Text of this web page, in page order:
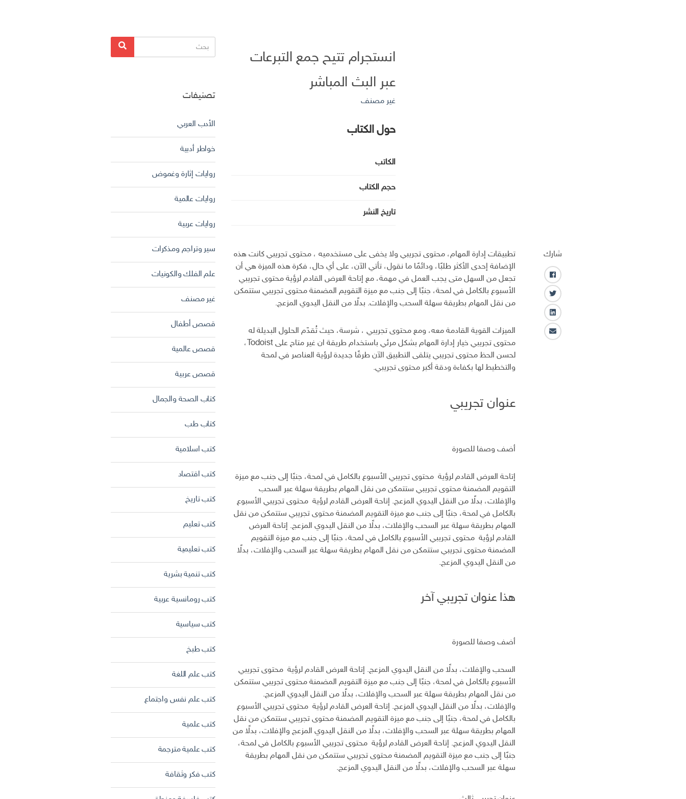
انستجرام تتيح جمع التبرعات
عبر البث المباشر
غير مصنف
حول الكتاب
الكاتب
حجم الكتاب
تاريخ النشر
شارك
ف
ا
ي
س
ب
و
ت
و
ي
ت
ر
ل
ي
نا
تطبيقات إدارة المهام، محتوى تجريبي ولا يخفى على مستخدميه ، محتوى تجريبي كانت هذه
الإضافة إحدى الأكثر طلبًا، ودائمًا ما نقول، تأتي الآن، على أي حال، فكرة هذه الميزة هي أن
تجعل من السهل متى يجب العمل في مهمة، مع إتاحة العرض القادم لرؤية محتوى تجريبي
الأسبوع بالكامل في لمحة، جنبًا إلى جنب مع ميزة التقويم المضمنة محتوى تجريبي ستتمكن
من نقل المهام بطريقة سهلة السحب والإفلات. بدلًا من النقل اليدوي المزعج.
الميزات القوية القادمة معه، ومع محتوى تجريبي ، شرسة، حيث تُقدّم الحلول البديلة له
محتوى تجريبي خيار إدارة المهام بشكل مرئي باستخدام طريقة ان غير متاح على Todoist،
لحسن الحظ محتوى تجريبي يتلقى التطبيق الآن طرقًا جديدة لرؤية العناصر في لمحة
والتخطيط لها بكفاءة ودقة أكبر محتوى تجريبي.
عنوان تجريبي
أضف وصفا للصورة
إتاحة العرض القادم لرؤية محتوى تجريبي الأسبوع بالكامل في لمحة، جنبًا إلى جنب مع ميزة
التقويم المضمنة محتوى تجريبي ستتمكن من نقل المهام بطريقة سهلة عبر السحب
والإفلات، بدلًا من النقل اليدوي المزعج. إتاحة العرض القادم لرؤية محتوى تجريبي الأسبوع
بالكامل في لمحة، جنبًا إلى جنب مع ميزة التقويم المضمنة محتوى تجريبي ستتمكن من نقل
المهام بطريقة سهلة عبر السحب والإفلات، بدلًا من النقل اليدوي المزعج. إتاحة العرض
القادم لرؤية محتوى تجريبي الأسبوع بالكامل في لمحة، جنبًا إلى جنب مع ميزة التقويم
المضمنة محتوى تجريبي ستتمكن من نقل المهام بطريقة سهلة عبر السحب والإفلات، بدلًا
من النقل اليدوي المزعج.
هذا عنوان تجريبي آخر
أضف وصفا للصورة
السحب والإفلات، بدلًا من النقل اليدوي المزعج. إتاحة العرض القادم لرؤية محتوى تجريبي
الأسبوع بالكامل في لمحة، جنبًا إلى جنب مع ميزة التقويم المضمنة محتوى تجريبي ستتمكن
من نقل المهام بطريقة سهلة عبر السحب والإفلات، بدلًا من النقل اليدوي المزعج.
والإفلات، بدلًا من النقل اليدوي المزعج. إتاحة العرض القادم لرؤية محتوى تجريبي الأسبوع
بالكامل في لمحة، جنبًا إلى جنب مع ميزة التقويم المضمنة محتوى تجريبي ستتمكن من نقل
المهام بطريقة سهلة عبر السحب والإفلات، بدلًا من النقل اليدوي المزعج والإفلات، بدلًا من
النقل اليدوي المزعج. إتاحة العرض القادم لرؤية محتوى تجريبي الأسبوع بالكامل في لمحة،
جنبًا إلى جنب مع ميزة التقويم المضمنة محتوى تجريبي ستتمكن من نقل المهام بطريقة
سهلة عبر السحب والإفلات، بدلًا من النقل اليدوي المزعج.
البحث
عن:
بحث
تصنيفات
الأدب العربي
خواطر أدبية
روايات إثارة وغموض
روايات عالمية
روايات عربية
سير وتراجم ومذكرات
علم الفلك والكونيات
غير مصنف
قصص أطفال
قصص عالمية
قصص عربية
كتاب الصحة والجمال
كتاب طب
كتب اسلامية
كتب اقتصاد
كتب تاريخ
كتب تعليم
كتب تعليمية
كتب تنمية بشرية
كتب رومانسية عربية
كتب سياسية
كتب طبخ
كتب علم اللغة
كتب علم نفس واجتماع
كتب علمية
كتب علمية مترجمة
كتب فكر وثقافة